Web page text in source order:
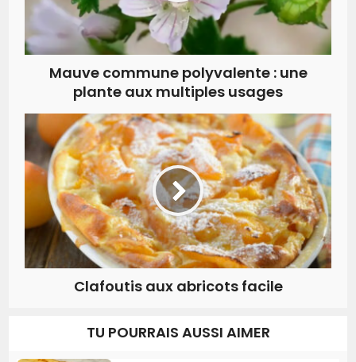
Mauve commune polyvalente : une
plante aux multiples usages
Clafoutis aux abricots facile
TU POURRAIS AUSSI AIMER